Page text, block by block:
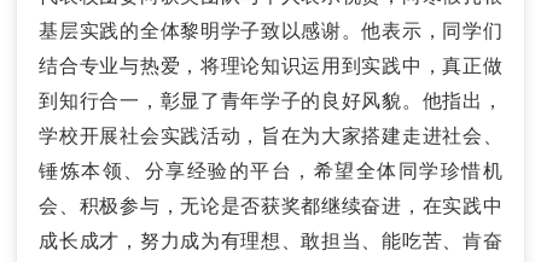
基层实践的全体黎明学子致以感谢。他表示，同学们
结合专业与热爱，将理论知识运用到实践中，真正做
到知行合一，彰显了青年学子的良好风貌。他指出，
学校开展社会实践活动，旨在为大家搭建走进社会、
锤炼本领、分享经验的平台，希望全体同学珍惜机
会、积极参与，无论是否获奖都继续奋进，在实践中
成长成才，努力成为有理想、敢担当、能吃苦、肯奋